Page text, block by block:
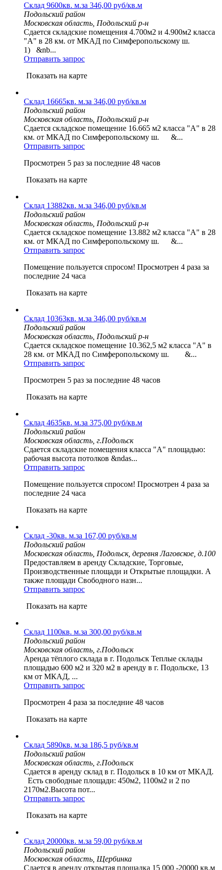
Склад 9600кв. м.за 346,00 руб/кв.м
Подольский район
Московская область, Подольский р-н
Сдается складские помещения 4.700м2 и 4.900м2 класса
"А" в 28 км. от МКАД по Симферопольскому ш.
1) &nb...
Отправить запрос
Показать на карте
Склад 16665кв. м.за 346,00 руб/кв.м
Подольский район
Московская область, Подольский р-н
Сдается складское помещение 16.665 м2 класса "А" в 28
км. от МКАД по Симферопольскому ш. &...
Отправить запрос
Просмотрен 5 раз за последние 48 часов
Показать на карте
Склад 13882кв. м.за 346,00 руб/кв.м
Подольский район
Московская область, Подольский р-н
Сдается складское помещение 13.882 м2 класса "А" в 28
км. от МКАД по Симферопольскому ш. &...
Отправить запрос
Помещение пользуется спросом! Просмотрен 4 раза за
последние 24 часа
Показать на карте
Склад 10363кв. м.за 346,00 руб/кв.м
Подольский район
Московская область, Подольский р-н
Сдается складское помещение 10.362,5 м2 класса "А" в
28 км. от МКАД по Симферопольскому ш. &...
Отправить запрос
Просмотрен 5 раз за последние 48 часов
Показать на карте
Склад 4635кв. м.за 375,00 руб/кв.м
Подольский район
Московская область, г.Подольск
Сдается складские помещения класса "А" площадью:
рабочая высота потолков &ndas...
Отправить запрос
Помещение пользуется спросом! Просмотрен 4 раза за
последние 24 часа
Показать на карте
Склад -30кв. м.за 167,00 руб/кв.м
Подольский район
Московская область, Подольск, деревня Лаговское, д.100
Предоставляем в аренду Складские, Торговые,
Производственные площади и Открытые площадки. А
также площади Свободного назн...
Отправить запрос
Показать на карте
Склад 1100кв. м.за 300,00 руб/кв.м
Подольский район
Московская область, г.Подольск
Аренда тёплого склада в г. Подольск Теплые склады
площадью 600 м2 и 320 м2 в аренду в г. Подольске, 13
км от МКАД, ...
Отправить запрос
Просмотрен 4 раза за последние 48 часов
Показать на карте
Склад 5890кв. м.за 186,5 руб/кв.м
Подольский район
Московская область, г.Подольск
Сдается в аренду склад в г. Подольск в 10 км от МКАД.
Есть свободные площади: 450м2, 1100м2 и 2 по
2170м2.Высота пот...
Отправить запрос
Показать на карте
Склад 20000кв. м.за 59,00 руб/кв.м
Подольский район
Московская область, Щербинка
Сдается в аренду открытая площадка 15 000 -20000 кв.м